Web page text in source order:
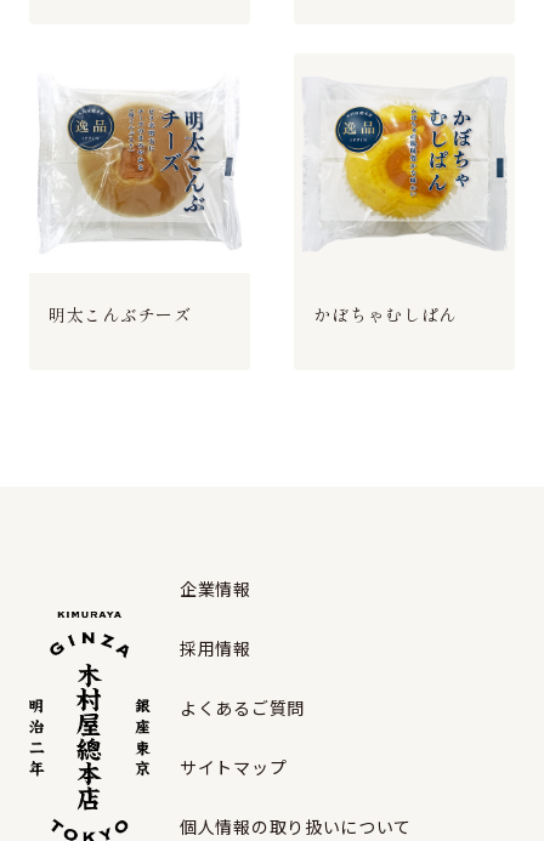
明太こんぶチーズ かぼちゃむしぱん
企業情報
採用情報
よくあるご質問
サイトマップ
個人情報の取り扱いについて